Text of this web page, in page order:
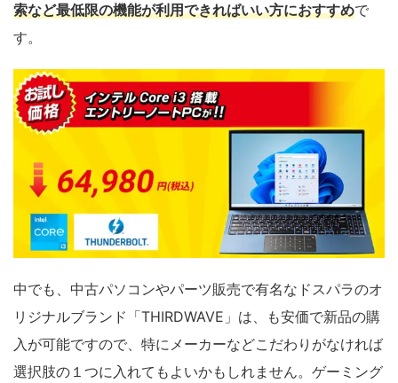
索など最低限の機能が利用できればいい方におすすめで
す。
中でも、中古パソコンやパーツ販売で有名なドスパラのオ
リジナルブランド「THIRDWAVE」は、も安価で新品の購
入が可能ですので、特にメーカーなどこだわりがなければ
選択肢の１つに入れてもよいかもしれません。ゲーミング